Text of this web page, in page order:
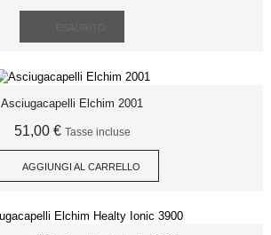
Asciugacapelli Elchim 2001
51,00 € Tasse incluse
AGGIUNGI AL CARRELLO